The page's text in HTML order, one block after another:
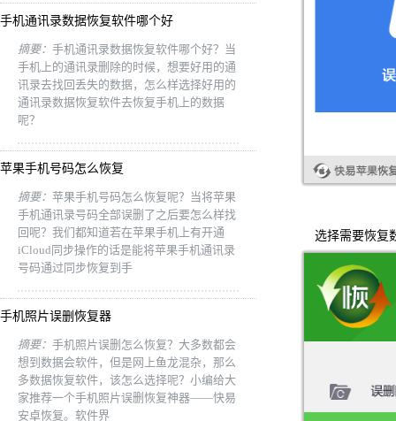
手机通讯录数据恢复软件哪个好
摘要： 手机通讯录数据恢复软件哪个好？当
手机上的通讯录删除的时候，想要好用的通
讯录去找回丢失的数据，怎么样选择好用的
通讯录数据恢复软件去恢复手机上的数据
呢？
苹果手机号码怎么恢复
摘要： 苹果手机号码怎么恢复呢？当将苹果
手机通讯录号码全部误删了之后要怎么样找
回呢？我们都知道若在苹果手机上有开通
iCloud同步操作的话是能将苹果手机通讯录
号码通过同步恢复到手
手机照片误删恢复器
摘要： 手机照片误删怎么恢复？大多数都会
想到数据会软件，但是网上鱼龙混杂，那么
多数据恢复软件，该怎么选择呢？小编给大
家推荐一个手机照片误删恢复神器——快易
安卓恢复。软件界
选择需要恢复